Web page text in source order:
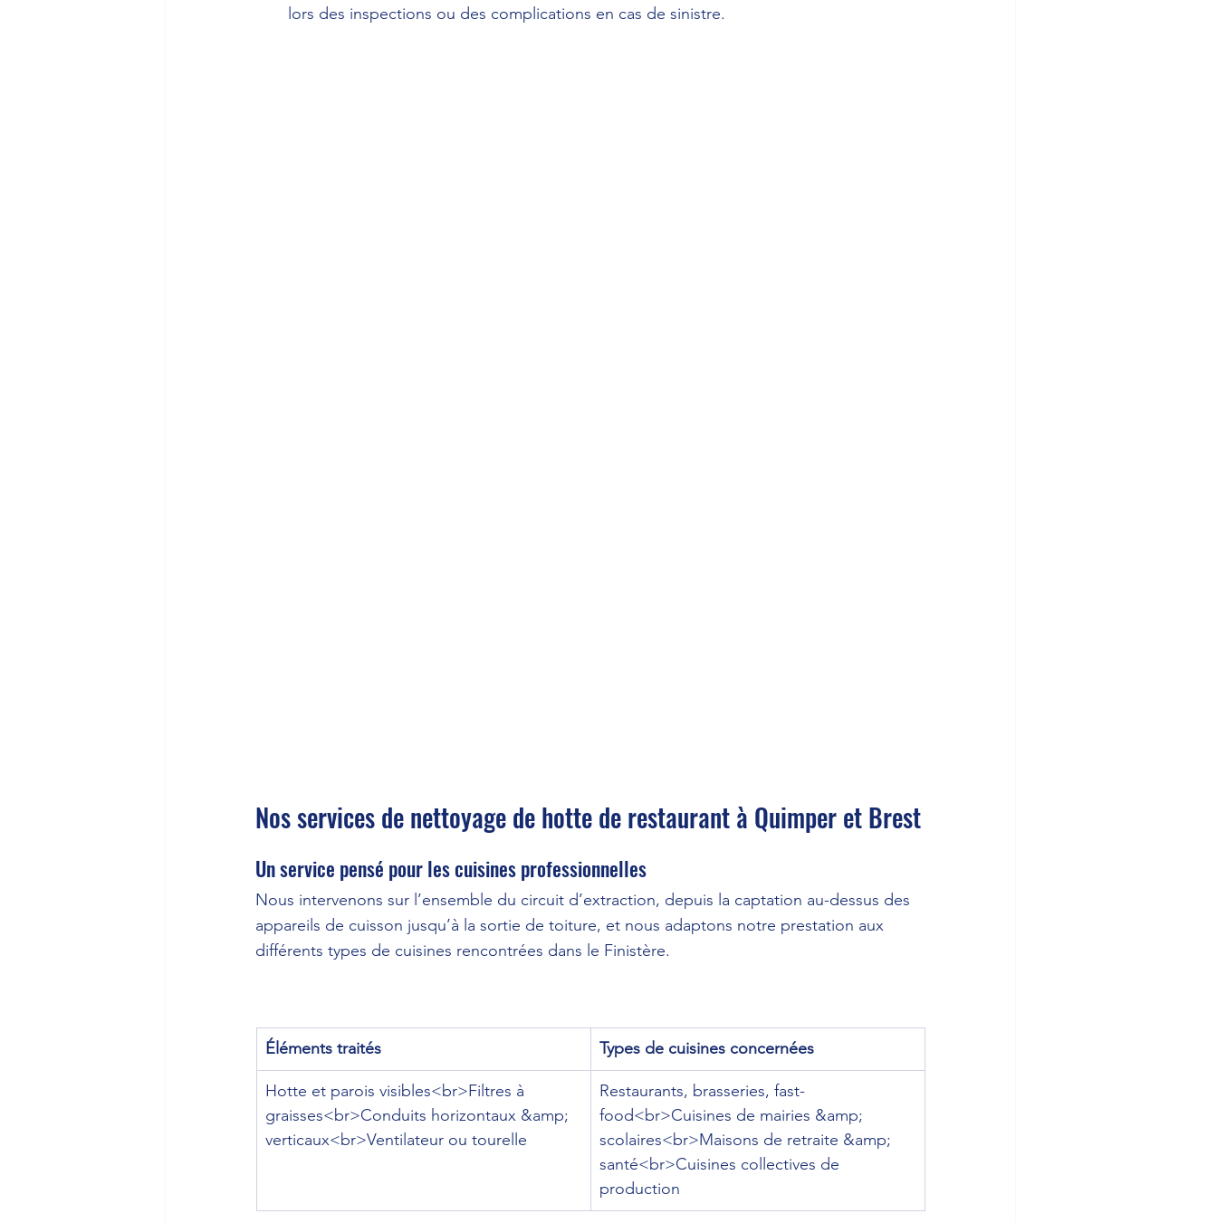
lors des inspections ou des complications en cas de sinistre.
Nos services de nettoyage de hotte de restaurant à Quimper et Brest
Un service pensé pour les cuisines professionnelles
Nous intervenons sur l’ensemble du circuit d’extraction, depuis la captation au-dessus des
appareils de cuisson jusqu’à la sortie de toiture, et nous adaptons notre prestation aux
différents types de cuisines rencontrées dans le Finistère.
Éléments traités Types de cuisines concernées
Hotte et parois visibles<br>Filtres à
graisses<br>Conduits horizontaux &amp;
verticaux<br>Ventilateur ou tourelle
Restaurants, brasseries, fast-
food<br>Cuisines de mairies &amp;
scolaires<br>Maisons de retraite &amp;
santé<br>Cuisines collectives de
production